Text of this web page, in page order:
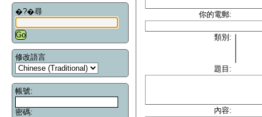
�?�尋
修改語言
帳號:
密碼:
你的電郵:
類別:
題目:
內容: